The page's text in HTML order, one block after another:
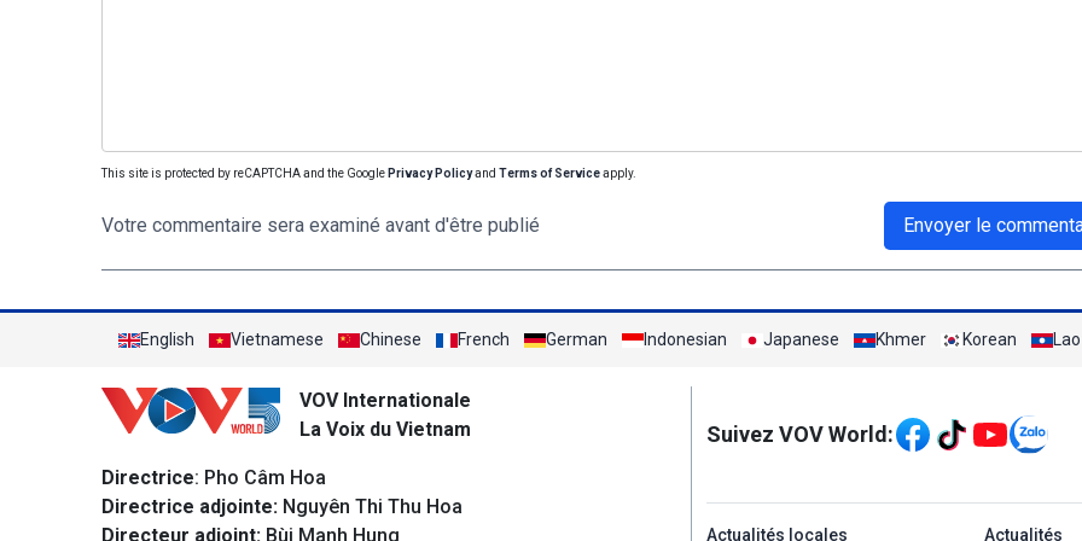
This site is protected by reCAPTCHA and the Google Privacy Policyand Terms of Serviceapply.
Votre commentaire sera examiné avant d'être publié Envoyer le
English Vietnamese Chinese French German Indonesian Japanese Khmer Korean Lao
VOV Internationale
La Voix du Vietnam
Directrice: Pho Câm Hoa
Directrice adjointe: Nguyên Thi Thu Hoa
Directeur adjoint: Bùi Manh Hung
Mạng xã hội
Suivez VOV World:
menu footer tiếng
Actualités locales Actualités